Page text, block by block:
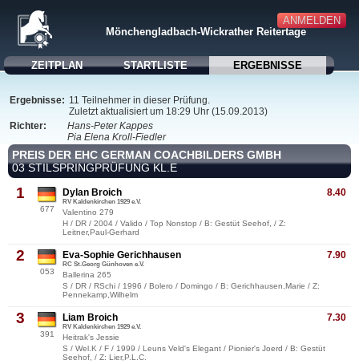
ANMELDEN
Mönchengladbach-Wickrather Reitertage
ZEITPLAN STARTLISTE ERGEBNISSE
Ergebnisse: 11 Teilnehmer in dieser Prüfung.
Zuletzt aktualisiert um 18:29 Uhr (15.09.2013)
Richter:
Hans-Peter Kappes
Pia Elena Kroll-Fiedler
PREIS DER EHC GERMAN COACHBILDERS GMBH
03 STILSPRINGPRÜFUNG KL.E
1
677
8.40
Dylan Broich
RV Kaldenkirchen 1929 e.V.
Valentino 279
H / DR / 2004 / Valido / Top Nonstop / B: Gestüt Seehof, / Z:
Leitner,Paul-Gerhard
2
053
7.90
Eva-Sophie Gerichhausen
RC St.Georg Günhoven e.V.
Ballerina 265
S / DR / RSchi / 1996 / Bolero / Domingo / B: Gerichhausen,Marie / Z:
Pennekamp,Wilhelm
3
391
7.30
Liam Broich
RV Kaldenkirchen 1929 e.V.
Heitrak's Jessie
S / Wel.K / F / 1999 / Leuns Veld's Elegant / Pionier's Joerd / B: Gestüt
Seehof, / Z: Lier,P.L.C.